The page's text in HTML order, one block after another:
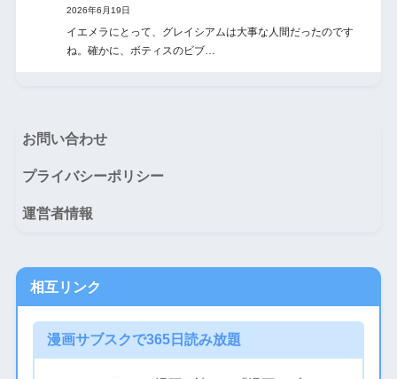
2026年6月19日
イエメラにとって、グレイシアムは大事な人間だったのです
ね。確かに、ボティスのビブ…
お問い合わせ
プライバシーポリシー
運営者情報
相互リンク
漫画サブスクで365日読み放題